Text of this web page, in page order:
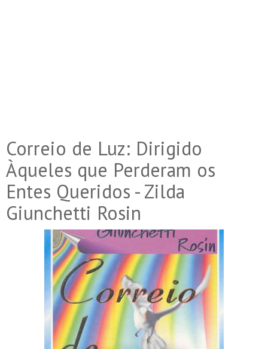
Correio de Luz: Dirigido
Àqueles que Perderam os
Entes Queridos - Zilda
Giunchetti Rosin